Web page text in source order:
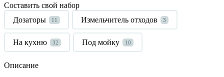
Составить свой набор
Дозаторы
11 Измельчитель отходов 3
На кухню 32 Под мойку 10
Описание